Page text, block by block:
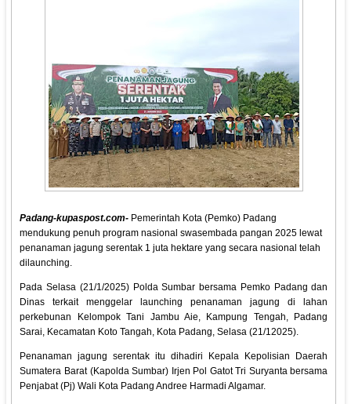
Padang-kupaspost.com- Pemerintah Kota (Pemko) Padang
mendukung penuh program nasional swasembada pangan 2025 lewat
penanaman jagung serentak 1 juta hektare yang secara nasional telah
dilaunching.
Pada Selasa (21/1/2025) Polda Sumbar bersama Pemko Padang dan
Dinas terkait menggelar launching penanaman jagung di lahan
perkebunan Kelompok Tani Jambu Aie, Kampung Tengah, Padang
Sarai, Kecamatan Koto Tangah, Kota Padang, Selasa (21/12025).
Penanaman jagung serentak itu dihadiri Kepala Kepolisian Daerah
Sumatera Barat (Kapolda Sumbar) Irjen Pol Gatot Tri Suryanta bersama
Penjabat (Pj) Wali Kota Padang Andree Harmadi Algamar.